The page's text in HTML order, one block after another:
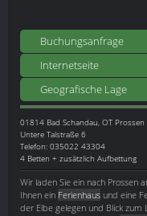
Buchungsanfrage
Internetseite
Geografische Lage
01814 Bad Schandau, OT Prossen
Untere Talstraße 6
Telefon: 035022 43304
4 Betten + zusätzlich Aufbettung
Wir laden Sie ein nach Prossen
Ihnen ein Ferienhaus und eine
der Elbe gelegen und Blick zum